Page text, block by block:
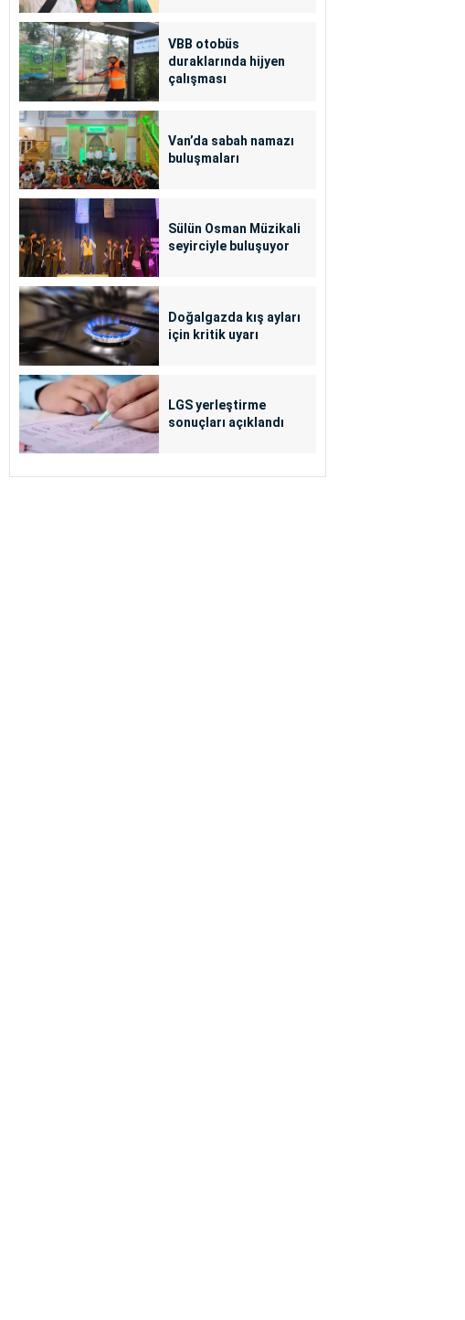
VBB otobüs
duraklarında hijyen
çalışması
Van’da sabah namazı
buluşmaları
Sülün Osman Müzikali
seyirciyle buluşuyor
Doğalgazda kış ayları
için kritik uyarı
LGS yerleştirme
sonuçları açıklandı